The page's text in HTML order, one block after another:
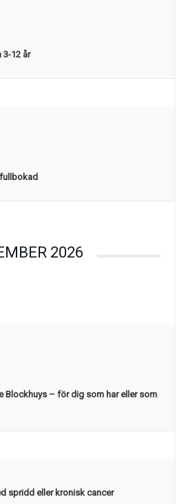
3-12 år
2026
Blockhuys – för dig som har eller som
spridd eller kronisk cancer